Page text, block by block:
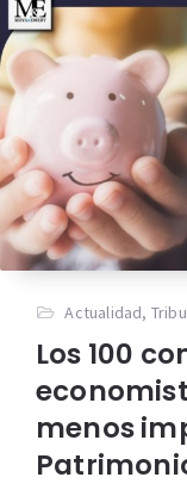
Actualidad,
Los 100
menos